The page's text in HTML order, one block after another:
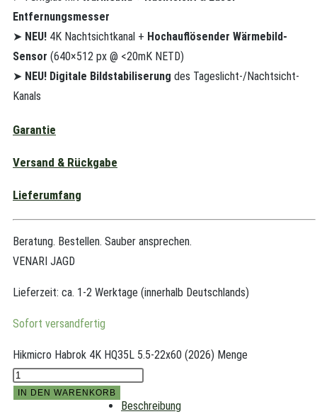
Entfernungsmesser
➤ NEU! 4K Nachtsichtkanal + Hochauflösender Wärmebild-
Sensor (640×512 px @ <20mK NETD)
➤ NEU! Digitale Bildstabiliserung des Tageslicht-/Nachtsicht-
Kanals
Garantie
Versand & Rückgabe
Lieferumfang
Beratung. Bestellen. Sauber ansprechen.
VENARI JAGD
Lieferzeit: ca. 1-2 Werktage (innerhalb Deutschlands)
Sofort versandfertig
Hikmicro Habrok 4K HQ35L 5.5-22x60 (2026) Menge
IN DEN WARENKORB
Beschreibung